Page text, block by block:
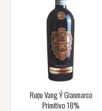
Rượu Vang Ý Gianmarco
Primitivo 18%